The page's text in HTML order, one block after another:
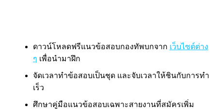
ดาวน์โหลดฟรีแนวข้อสอบกองทัพบกจาก เว็บไซต์ต่าง
ๆ เพื่อนำมาฝึก
จัดเวลาทำข้อสอบเป็นชุด และจับเวลาให้ชินกับการทำ
เร็ว
ศึกษาคู่มือแนวข้อสอบเฉพาะสายงานที่สมัครเพิ่ม